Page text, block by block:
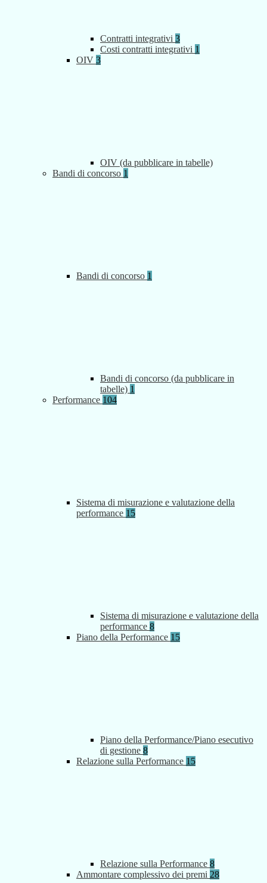
Contratti integrativi 3
Costi contratti integrativi 1
OIV 3
OIV (da pubblicare in tabelle)
Bandi di concorso 1
Bandi di concorso 1
Bandi di concorso (da pubblicare in
tabelle) 1
Performance 104
Sistema di misurazione e valutazione della
performance 15
Sistema di misurazione e valutazione della
performance 8
Piano della Performance 15
Piano della Performance/Piano esecutivo
di gestione 8
Relazione sulla Performance 15
Relazione sulla Performance 8
Ammontare complessivo dei premi 28